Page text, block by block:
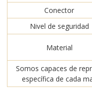
Conector
Nivel de seguridad
Material
Somos capaces de
específica de cada